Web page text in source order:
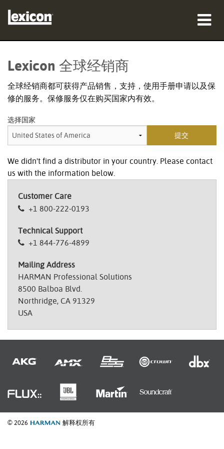
专业人士
案例研究
培训
Lexicon 全球经销商
全球经销商都可获得产品销售，支持，使用手册申请以及保
修的服务。保修服务仅在购买国家内有效。
选择国家
We didn't find a distributor in your country. Please contact
us with the information below.
Customer Care
+1 800-222-0193
Technical Support
+1 844-776-4899
Mailing Address
HARMAN Professional Solutions
8500 Balboa Blvd.
Northridge, CA 91329
USA
© 2026 解释权所有